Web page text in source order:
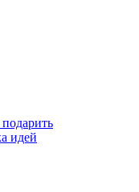
идей